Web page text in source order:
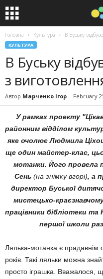
Головна Культура В Буську
КУЛЬТУРА
В Буську
з
Автор Марченко Ігор - February
У рамках проекту
районним відділом
яке очолює Людмила
ще один майстер-клас,
мотанки. Його провела
Сень (на знімку вгорі), а
директор Буської
мистецько-
працівники бібліотеки та
першої школи
Лялька-мотанка є прадавнім
років. Такі ляльки можна
просто іграшка. Вважалося,